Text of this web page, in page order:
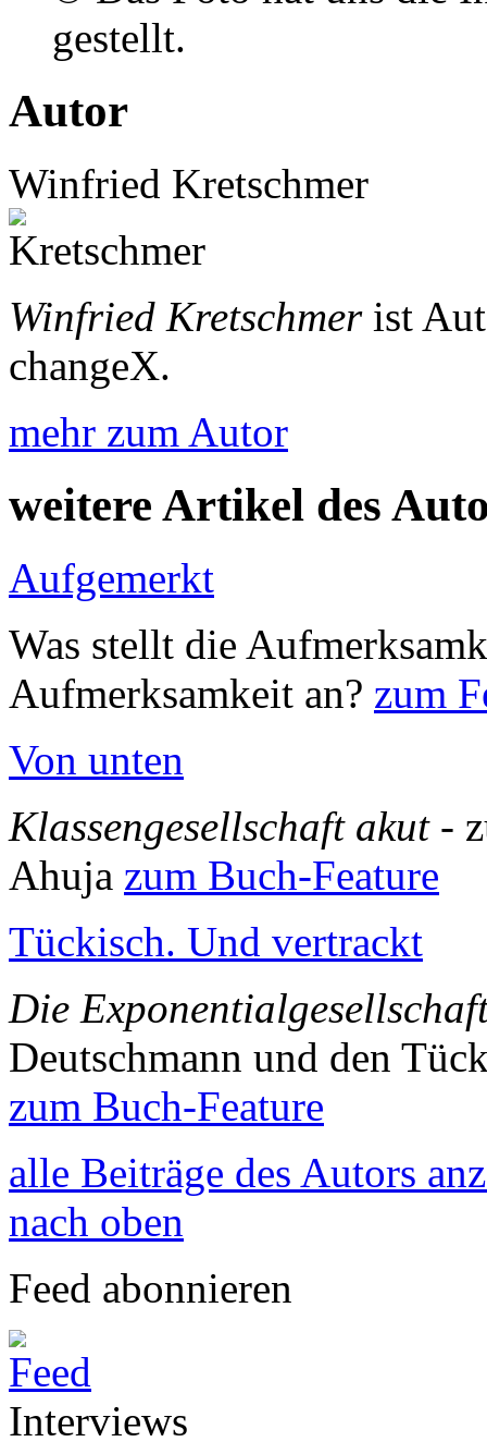
gestellt.
Autor
Winfried Kretschmer
Winfried Kretschmerist
changeX.
mehr zum Autor
weitere Artikel des
Aufgemerkt
Was stellt die
Aufmerksamkeit an? zum
Von unten
Klassengesellschaft akut-
Ahuja zum Buch-Feature
Tückisch. Und vertrackt
Die
Deutschmann und den
zum Buch-Feature
alle Beiträge des Autors
nach oben
Feed abonnieren
Interviews